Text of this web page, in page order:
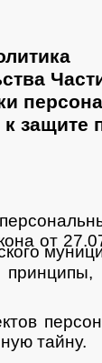
от
тайну.